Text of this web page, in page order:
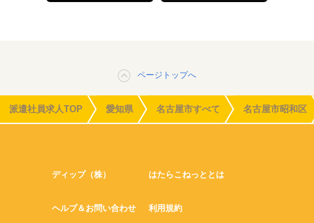
ページトップへ
派遣社員求人TOP 愛知県 名古屋市すべて 名古屋市昭和区
ディップ（株） はたらこねっととは
ヘルプ＆お問い合わせ 利用規約